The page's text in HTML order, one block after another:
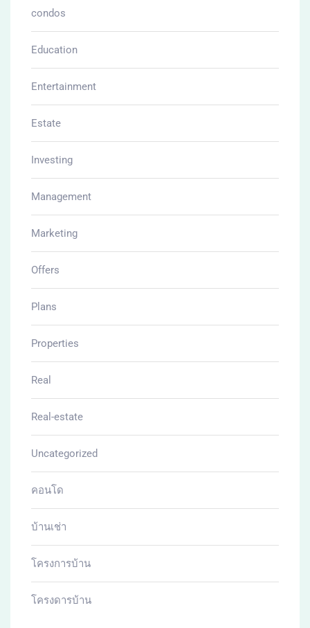
condos
Education
Entertainment
Estate
Investing
Management
Marketing
Offers
Plans
Properties
Real
Real-estate
Uncategorized
คอนโด
บ้านเช่า
โครงการบ้าน
โครงดารบ้าน